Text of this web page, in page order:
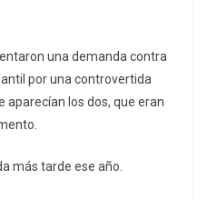
una demanda contra
por una controvertida
aparecían los dos, que eran
más tarde ese año.